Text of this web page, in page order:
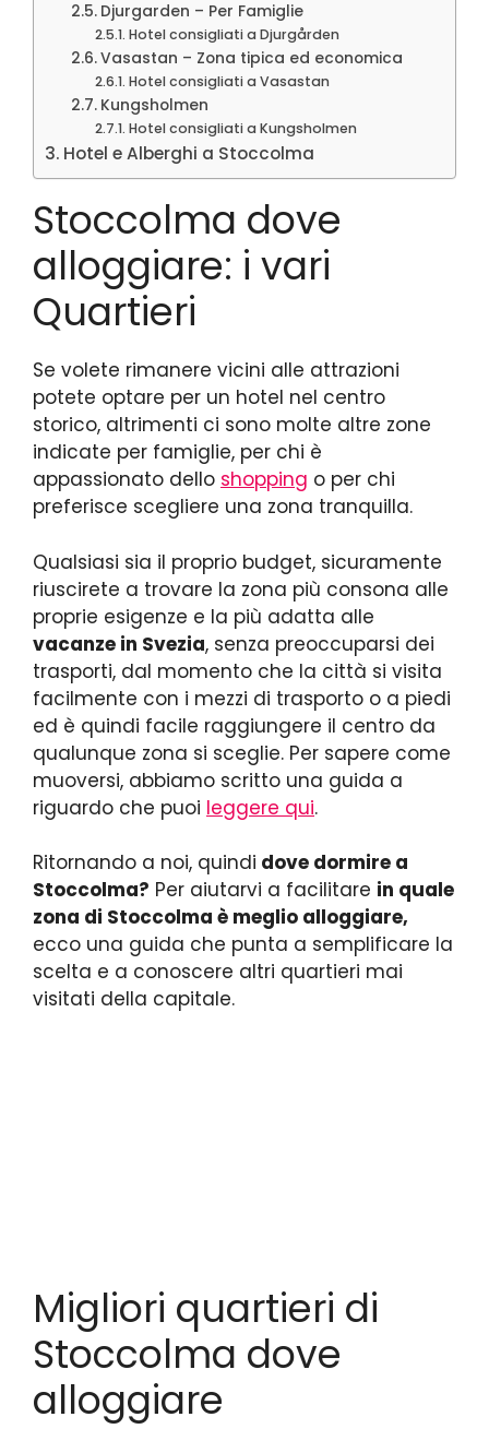
Djurgarden – Per Famiglie
Hotel consigliati a Djurgården
Vasastan – Zona tipica ed economica
Hotel consigliati a Vasastan
Kungsholmen
Hotel consigliati a Kungsholmen
Hotel e Alberghi a Stoccolma
Stoccolma dove
alloggiare: i vari
Quartieri
Se volete rimanere vicini alle attrazioni
potete optare per un hotel nel centro
storico, altrimenti ci sono molte altre zone
indicate per famiglie, per chi è
appassionato dello shopping o per chi
preferisce scegliere una zona tranquilla.
Qualsiasi sia il proprio budget, sicuramente
riuscirete a trovare la zona più consona alle
proprie esigenze e la più adatta alle
vacanze in Svezia, senza preoccuparsi dei
trasporti, dal momento che la città si visita
facilmente con i mezzi di trasporto o a piedi
ed è quindi facile raggiungere il centro da
qualunque zona si sceglie. Per sapere come
muoversi, abbiamo scritto una guida a
riguardo che puoi leggere qui.
Ritornando a noi, quindi dove dormire a
Stoccolma? Per aiutarvi a facilitare in quale
zona di Stoccolma è meglio alloggiare,
ecco una guida che punta a semplificare la
scelta e a conoscere altri quartieri mai
visitati della capitale.
Migliori quartieri di
Stoccolma dove
alloggiare